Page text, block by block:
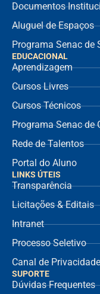
Documentos
Aluguel de Espaços
Programa Senac de
EDUCACIONAL
Aprendizagem
Cursos Livres
Cursos Técnicos
Programa Senac de
Rede de Talentos
Portal do Aluno
LINKS ÚTEIS
Transparência
Licitações & Editais
Intranet
Processo Seletivo
Canal de
SUPORTE
Dúvidas Frequentes